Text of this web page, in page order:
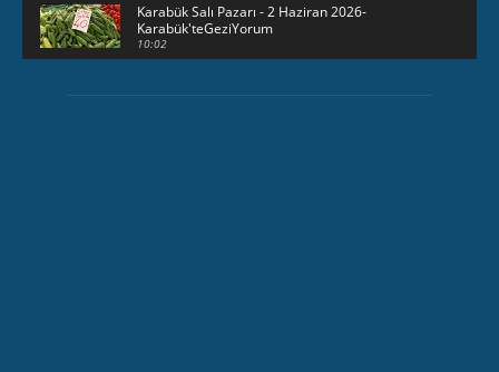
Karabük Salı Pazarı - 2 Haziran 2026-
Karabük'teGeziYorum
10:02
KarabükteGeziYorum